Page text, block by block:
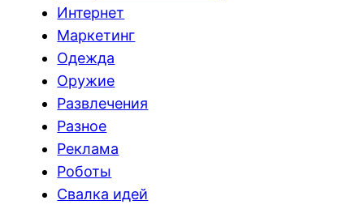
Интернет
Маркетинг
Одежда
Оружие
Развлечения
Разное
Реклама
Роботы
Свалка идей